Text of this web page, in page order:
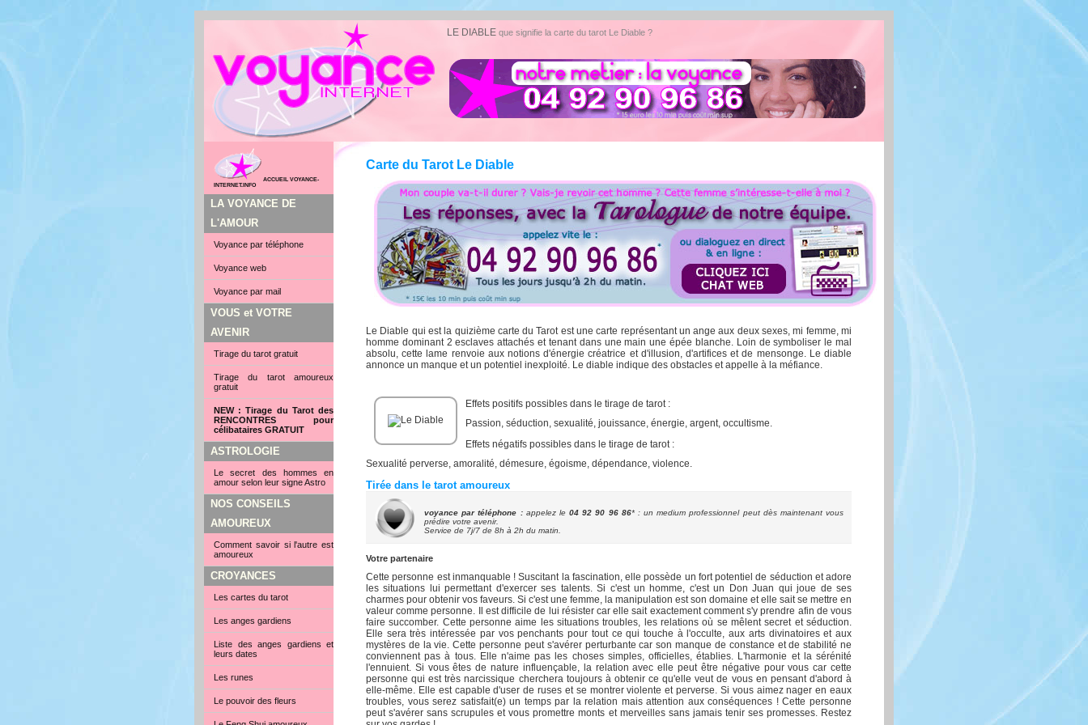
LE DIABLE que signifie la carte du tarot Le Diable ?
ACCUEIL VOYANCE-
INTERNET.INFO
LA VOYANCE DE
L'AMOUR
Voyance par téléphone
Voyance web
Voyance par mail
VOUS et VOTRE
AVENIR
Tirage du tarot gratuit
Tirage du tarot amoureux
gratuit
NEW : Tirage du Tarot des
RENCONTRES pour
célibataires GRATUIT
ASTROLOGIE
Le secret des hommes en
amour selon leur signe Astro
NOS CONSEILS
AMOUREUX
Comment savoir si l'autre est
amoureux
CROYANCES
Les cartes du tarot
Les anges gardiens
Liste des anges gardiens et
leurs dates
Les runes
Le pouvoir des fleurs
Carte du Tarot Le Diable
Le Diable qui est la quizième carte du Tarot est une carte représentant un ange aux deux sexes, mi femme, mi
homme dominant 2 esclaves attachés et tenant dans une main une épée blanche. Loin de symboliser le mal
absolu, cette lame renvoie aux notions d'énergie créatrice et d'illusion, d'artifices et de mensonge. Le diable
annonce un manque et un potentiel inexploité. Le diable indique des obstacles et appelle à la méfiance.
Effets positifs possibles dans le tirage de tarot :
Passion, séduction, sexualité, jouissance, énergie, argent, occultisme.
Effets négatifs possibles dans le tirage de tarot :
Sexualité perverse, amoralité, démesure, égoisme, dépendance, violence.
Tirée dans le tarot amoureux
voyance par téléphone :appelez le 04 92 90 96 86* : un medium professionnel peut dès maintenant vous
prédire votre avenir.
Service de 7j/7 de 8h à 2h du matin.
Votre partenaire
Cette personne est inmanquable ! Suscitant la fascination, elle possède un fort potentiel de séduction et adore
les situations lui permettant d'exercer ses talents. Si c'est un homme, c'est un Don Juan qui joue de ses
charmes pour obtenir vos faveurs. Si c'est une femme, la manipulation est son domaine et elle sait se mettre en
valeur comme personne. Il est difficile de lui résister car elle sait exactement comment s'y prendre afin de vous
faire succomber. Cette personne aime les situations troubles, les relations où se mêlent secret et séduction.
Elle sera très intéressée par vos penchants pour tout ce qui touche à l'occulte, aux arts divinatoires et aux
mystères de la vie. Cette personne peut s'avérer perturbante car son manque de constance et de stabilité ne
conviennent pas à tous. Elle n'aime pas les choses simples, officielles, établies. L'harmonie et la sérénité
l'ennuient. Si vous êtes de nature influençable, la relation avec elle peut être négative pour vous car cette
personne qui est très narcissique cherchera toujours à obtenir ce qu'elle veut de vous en pensant d'abord à
elle-même. Elle est capable d'user de ruses et se montrer violente et perverse. Si vous aimez nager en eaux
troubles, vous serez satisfait(e) un temps par la relation mais attention aux conséquences ! Cette personne
peut s'avérer sans scrupules et vous promettre monts et merveilles sans jamais tenir ses promesses. Restez